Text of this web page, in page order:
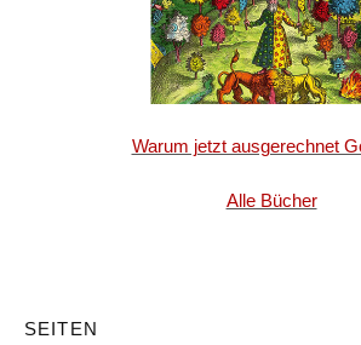
Warum jetzt ausgerechnet
Alle Bücher
SEITEN